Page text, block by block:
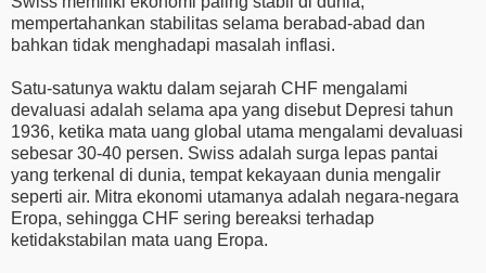
mempertahankan stabilitas selama berabad-abad dan
bahkan tidak menghadapi masalah inflasi.
Satu-satunya waktu dalam sejarah CHF mengalami
devaluasi adalah selama apa yang disebut Depresi tahun
1936, ketika mata uang global utama mengalami devaluasi
sebesar 30-40 persen. Swiss adalah surga lepas pantai
yang terkenal di dunia, tempat kekayaan dunia mengalir
seperti air. Mitra ekonomi utamanya adalah negara-negara
Eropa, sehingga CHF sering bereaksi terhadap
ketidakstabilan mata uang Eropa.